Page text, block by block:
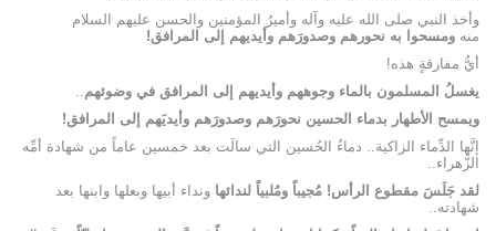
وأخذ النبي صلى الله عليه وآله وأميرُ المؤمنين والحسن عليهم السلام
منه ومسحوا به نحورهم وصدورَهم وأيديهم إلى المرافق!
أيُّ مفارقةٍ هذه!
يغسلُ المسلمون بالماء وجوههم وأيديهم إلى المرافق في وضوئهم
ويمسح الأطهار بدماء الحسين نحورَهم وصدورَهم وأيديَهم إلى المرافق!
إنَّها الدِّماء الزاكية.. دماءُ الحُسين التي سالَت بعد خمسين عاماً من شهادة أمِّه
الزَّهراء..
لقد جَلَسَ مقطوع الرأس! مُجيباً ومُلبياً لندائها ونداء أبيها وبعلها وابنها بعد
شهادته..